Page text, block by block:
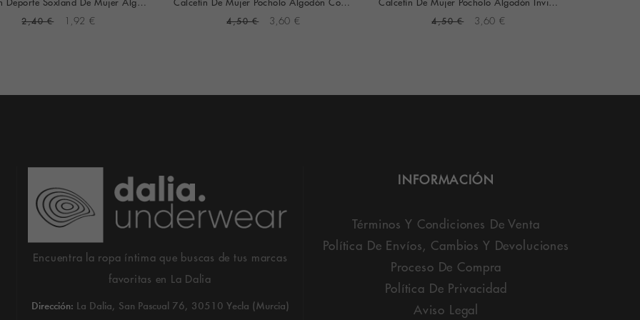
2,40 € 1,92 € 4,50 € 3,60 € 4,50 € 3,60 €
Encuentra la ropa íntima que buscas de tus marcas
favoritas en La Dalia
Dirección: La Dalia, San Pascual 76, 30510 Yecla (Murcia)
INFORMACIÓN
Términos Y Condiciones De Venta
Política De Envíos, Cambios Y Devoluciones
Proceso De Compra
Política De Privacidad
Aviso Legal